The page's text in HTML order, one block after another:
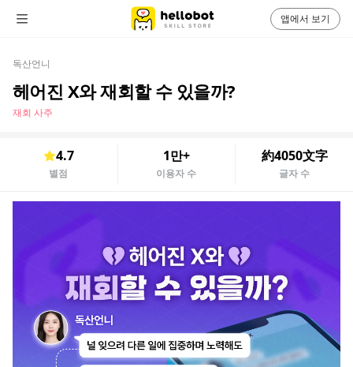
독산언니
헤어진 X와 재회할 수 있을까?
재회 사주
4.7
별점
1만+
이용자 수
約4050文字
글자 수
앱에서 보기